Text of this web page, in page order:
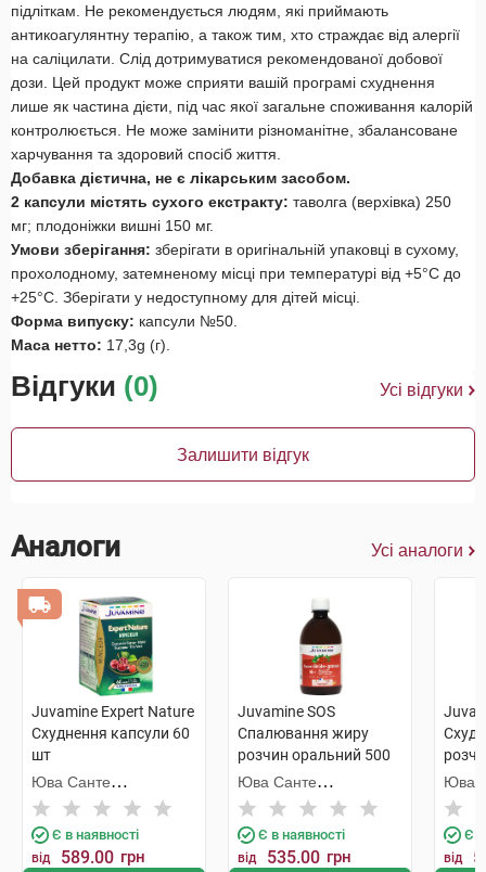
підліткам. Не рекомендується людям, які приймають
антикоагулянтну терапію, а також тим, хто страждає від алергії
на саліцилати. Слід дотримуватися рекомендованої добової
дози. Цей продукт може сприяти вашій програмі схуднення
лише як частина дієти, під час якої загальне споживання калорій
контролюється. Не може замінити різноманітне, збалансоване
харчування та здоровий спосіб життя.
Добавка дієтична, не є лікарським засобом.
2 капсули містять сухого екстракту: таволга (верхівка) 250
мг; плодоніжки вишні 150 мг.
Умови зберігання: зберігати в оригінальній упаковці в сухому,
прохолодному, затемненому місці при температурі від +5°С до
+25°С. Зберігати у недоступному для дітей місці.
Форма випуску: капсули №50.
Маса нетто: 17,3g (г).
Відгуки (0) Усі відгуки
Залишити відгук
Аналоги Усі аналоги
Juvamine Expert Nature
Схуднення капсули 60
шт
Юва Санте
Інтернешинал
Є в наявності
від 589.00 грн
Juvamine SOS
Спалювання жиру
розчин оральний 500
мл 1 флакон
Юва Санте
Інтернешинал
Є в наявності
від 535.00 грн
мл 1
Юва
Є в
від